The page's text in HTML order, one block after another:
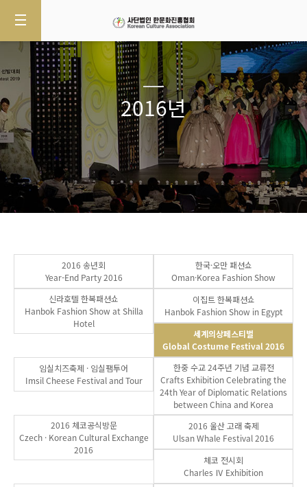
2016년
2016 송년회
Year-End Party 2016
한국·오만 패션쇼
Oman·Korea Fashion Show
신라호텔 한복패션쇼
Hanbok Fashion Show at Shilla
Hotel
이집트 한복패션쇼
Hanbok Fashion Show in Egypt
세계의상페스티벌
Global Costume Festival 2016
임실치즈축제 · 임실팸투어
Imsil Cheese Festival and Tour
한중 수교 24주년 기념 교류전
Crafts Exhibition Celebrating the
24th Year of Diplomatic Relations
between China and Korea
2016 체코공식방문
Czech · Korean Cultural Exchange
2016
2016 울산 고래 축제
Ulsan Whale Festival 2016
체코 전시회
Charles Ⅳ Exhibition